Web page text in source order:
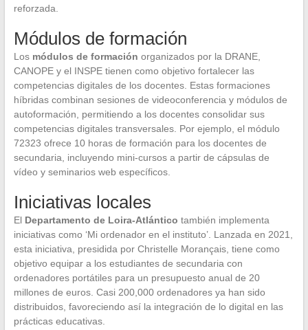
reforzada.
Módulos de formación
Los módulos de formación organizados por la DRANE,
CANOPE y el INSPE tienen como objetivo fortalecer las
competencias digitales de los docentes. Estas formaciones
híbridas combinan sesiones de videoconferencia y módulos de
autoformación, permitiendo a los docentes consolidar sus
competencias digitales transversales. Por ejemplo, el módulo
72323 ofrece 10 horas de formación para los docentes de
secundaria, incluyendo mini-cursos a partir de cápsulas de
vídeo y seminarios web específicos.
Iniciativas locales
El Departamento de Loira-Atlántico también implementa
iniciativas como ‘Mi ordenador en el instituto’. Lanzada en 2021,
esta iniciativa, presidida por Christelle Morançais, tiene como
objetivo equipar a los estudiantes de secundaria con
ordenadores portátiles para un presupuesto anual de 20
millones de euros. Casi 200,000 ordenadores ya han sido
distribuidos, favoreciendo así la integración de lo digital en las
prácticas educativas.